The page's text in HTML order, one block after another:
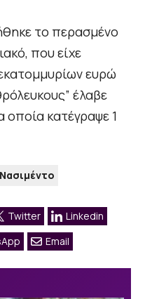
το περασμένο
που είχε
ευρώ
έλαβε
οποία κατέγραψε 1
Twitter
Linkedin
Email